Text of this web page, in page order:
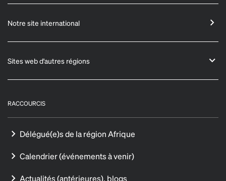
Notre site international
Sites web d'autres régions
RACCOURCIS
Délégué(e)s de la région Afrique
Calendrier (événements à venir)
Actualités (antérieures), blogs